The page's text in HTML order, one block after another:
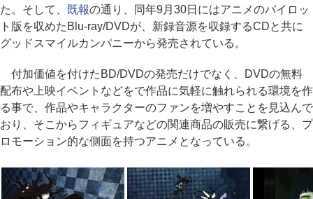
た。そして、
既報の通り、同年9月30日にはアニメのパイロッ
ト版を収めたBlu-ray/DVDが、新録音源を収録するCDと共に
グッドスマイルカンパニーから発売されている。
付加価値を付けたBD/DVDの発売だけでなく、DVDの無料
配布や上映イベントなどをで作品に気軽に触れられる環境を作
る事で、作品やキャラクターのファンを増やすことを見込んで
おり、そこからフィギュアなどの関連商品の販売に繋げる、プ
ロモーション的な側面を持つアニメとなっている。